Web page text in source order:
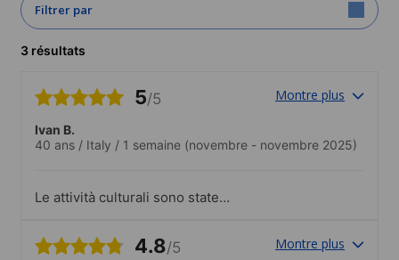
Filtrer par
3 résultats
5/5 Montre plus
Ivan B.
40 ans / Italy / 1 semaine (novembre - novembre 2025)
Le attività culturali sono state
4.8/5 Montre plus